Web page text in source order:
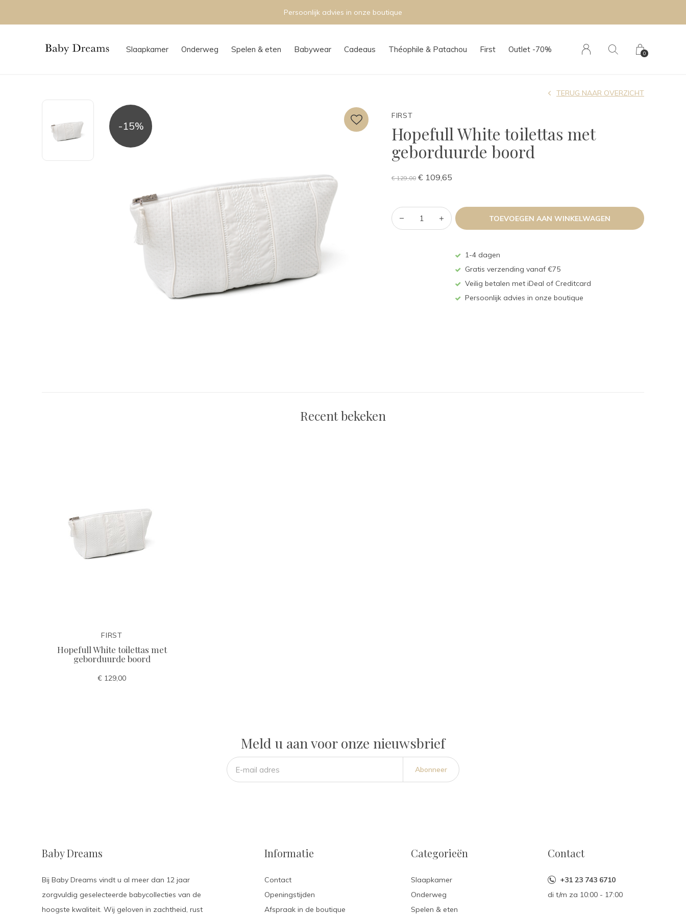
Slaapkamer Onderweg Spelen & eten Babywear Cadeaus Théophile & Patachou First Outlet -70% 0
Persoonlijk advies in onze boutique
-15%
FIRST
Hopefull White toilettas met
geborduurde boord
TERUG NAAR OVERZICHT
€ 129,00 € 109,65
TOEVOEGEN AAN WINKELWAGEN
1-4 dagen
Gratis verzending vanaf €75
Veilig betalen met iDeal of Creditcard
Persoonlijk advies in onze boutique
Recent bekeken
FIRST
Hopefull White toilettas met
geborduurde boord
€ 129,00
Meld u aan voor onze nieuwsbrief
Abonneer
Baby Dreams
Bij Baby Dreams vindt u al meer dan 12 jaar
zorgvuldig geselecteerde babycollecties van de
hoogste kwaliteit. Wij geloven in zachtheid, rust
Informatie
Contact
Openingstijden
Afspraak in de boutique
Categorieën
Slaapkamer
Onderweg
Spelen & eten
Contact
+31 23 743 6710
di t/m za 10:00 - 17:00